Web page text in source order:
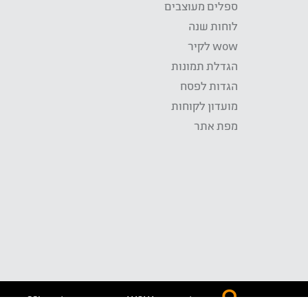
ספלים מעוצבים
לוחות שנה
wow לקיר
הגדלת תמונות
הגדות לפסח
מועדון לקוחות
מפת אתר
התשלום באתר WOW מאובטח בטכנולוגית SSL